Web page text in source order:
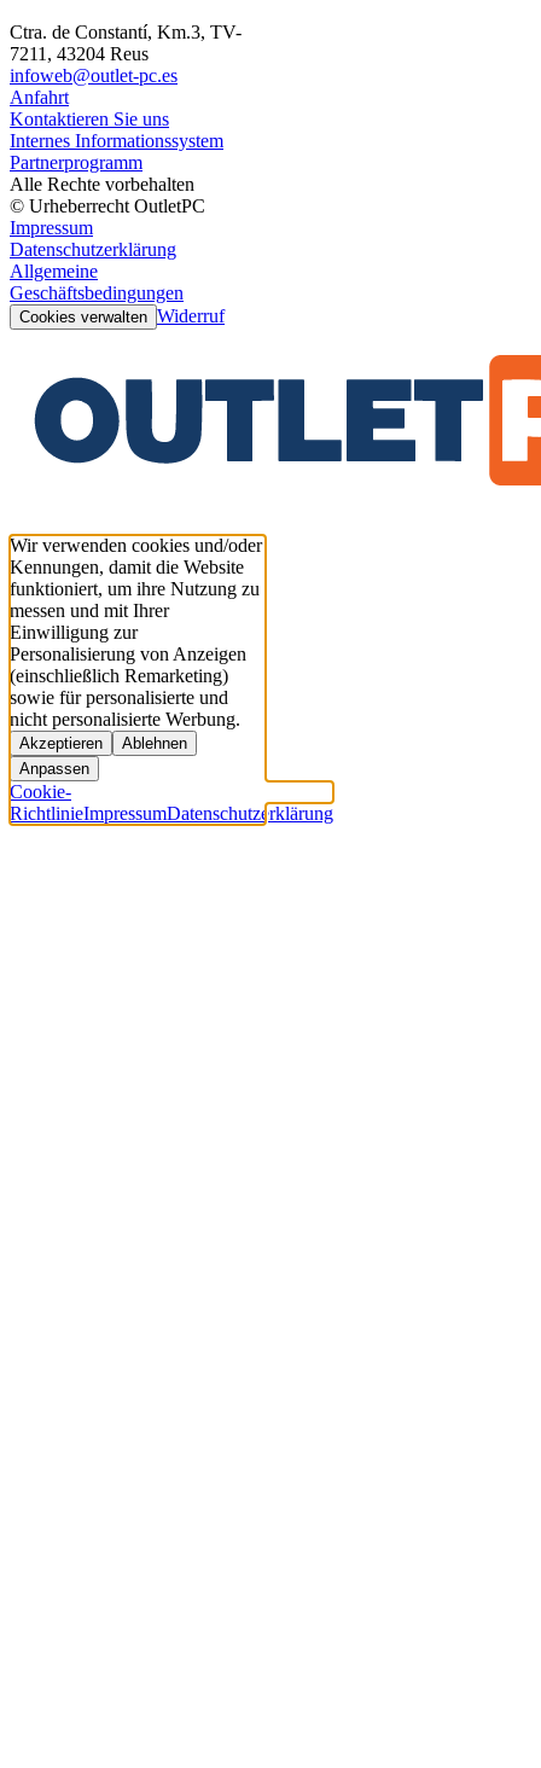
Ctra. de Constantí, Km.3, TV-
7211, 43204 Reus
infoweb@outlet-pc.es
Anfahrt
Kontaktieren Sie uns
Internes Informationssystem
Partnerprogramm
Alle Rechte vorbehalten
© Urheberrecht OutletPC
Impressum
Datenschutzerklärung
Allgemeine
Geschäftsbedingungen
Cookies verwalten Widerruf
Wir verwenden cookies und/oder
Kennungen, damit die Website
funktioniert, um ihre Nutzung zu
messen und mit Ihrer
Einwilligung zur
Personalisierung von Anzeigen
(einschließlich Remarketing)
sowie für personalisierte und
nicht personalisierte Werbung.
Akzeptieren
Ablehnen
Anpassen
Cookie-
RichtlinieImpressumDatenschutzerklärung